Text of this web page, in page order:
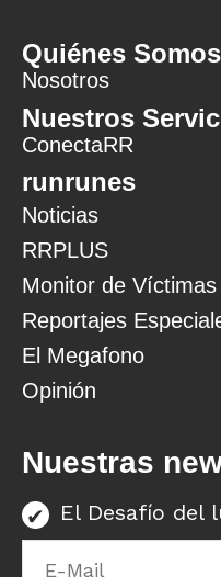
Quiénes Somos
Nosotros
Nuestros
ConectaRR
runrunes
Noticias
RRPLUS
Monitor de Víctimas
Reportajes
El Megafono
Opinión
Nuestras
El Desafío del